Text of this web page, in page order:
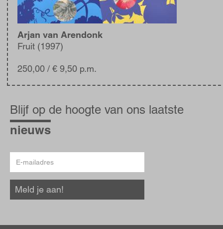
Arjan van Arendonk
Fruit (1997)
250,00 / € 9,50 p.m.
op
de
hoogte
Blijf op de hoogte van ons laatste
nieuws
mailadres
Meld je aan!